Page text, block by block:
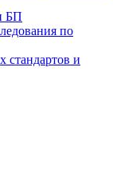
БП
по
стандартов и